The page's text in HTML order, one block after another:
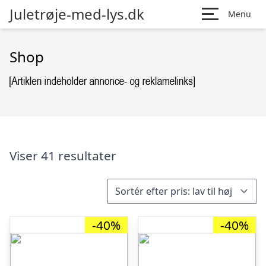
Juletrøje-med-lys.dk Menu
Shop
Viser 41 resultater
-40% -40%